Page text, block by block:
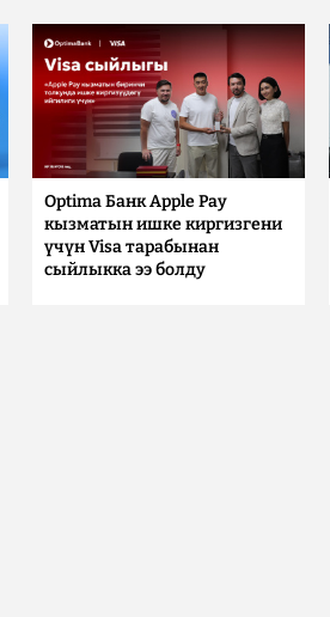
Optima Банк Apple Pay
кызматын ишке киргизгени
үчүн Visa тарабынан
сыйлыкка ээ болду